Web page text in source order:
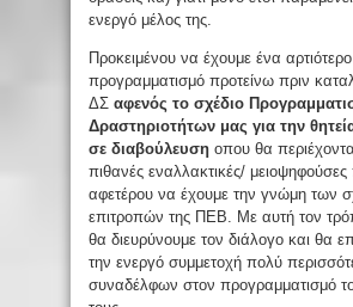
ενεργό μέλος της.
Προκειμένου να έχουμε ένα αρτιότερο
προγραμματισμό προτείνω πριν
ΔΣ αφενός το σχέδιο
Δραστηριοτήτων μας για την
σε διαβούλευση οπου θα
πιθανές εναλλακτικές/ μειοψηφούσες
αφετέρου να έχουμε την γνώμη των
επιτροπών της ΠΕΒ. Με αυτή τον
θα διευρύνουμε τον διάλογο και θα
την ενεργό συμμετοχή πολύ
συναδέλφων στον προγραμματισμό